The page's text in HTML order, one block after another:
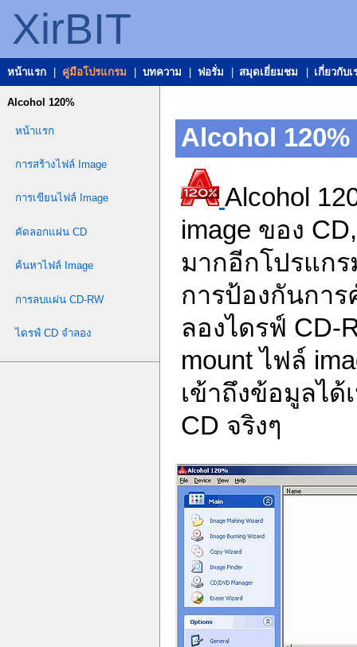
XirBIT
หน้าแรก คู่มือโปรแกรม บทความ ฟอรั่ม สมุดเยี่ยมชม เกี่ยวกับเ
Alcohol 120%
หน้าแรก
การสร้างไฟล์ Image
การเขียนไฟล์ Image
คัดลอกแผ่น CD
ค้นหาไฟล์ Image
การลบแผ่น CD-RW
ไดรฟ์ CD จำลอง
Alcohol 120%
Alcohol
image ของ
มากอีกโปรแก
การป้องกันกา
ลองไดรฟ์ CD-
mount ไฟล์
เข้าถึงข้อมูลได้
CD จริงๆ